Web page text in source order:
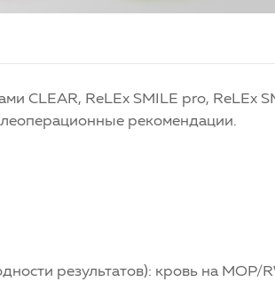
CLEAR, ReLEx SMILE pro, ReLEx
рекомендации.
результатов): кровь на МОР/